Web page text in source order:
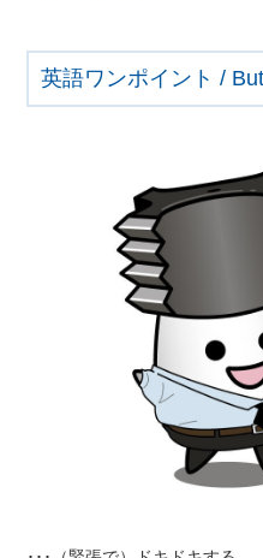
英語ワンポイント /